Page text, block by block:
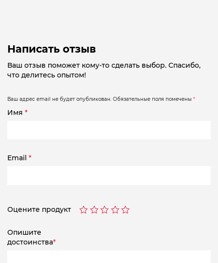
Написать отзыв
Ваш отзыв поможет кому-то сделать выбор. Спасибо,
что делитесь опытом!
Ваш адрес email не будет опубликован. Обязательные поля помечены *
Имя *
Email *
Оцените продукт
Опишите
достоинства*